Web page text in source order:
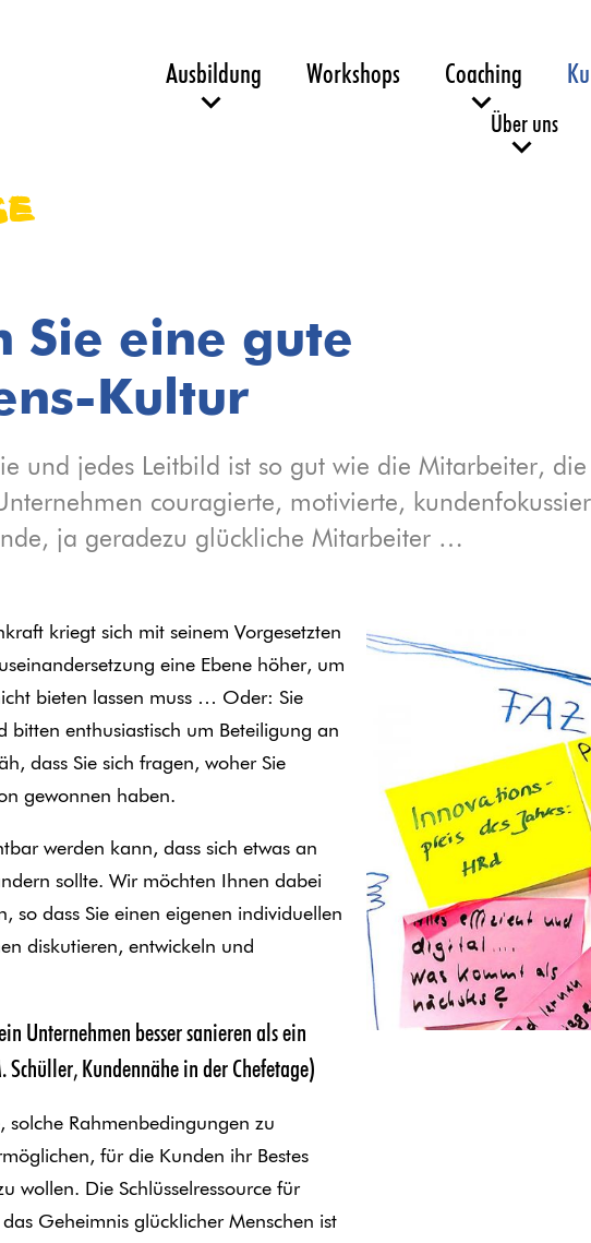
Ausbildung Workshops Coaching
Über uns
Sie eine gute
Kultur
und jedes Leitbild ist so gut wie die Mitarbeiter, die
couragierte, motivierte,
ja geradezu glückliche Mitarbeiter …
kriegt sich mit seinem Vorgesetzten
eine Ebene höher, um
bieten lassen muss … Oder: Sie
bitten enthusiastisch um Beteiligung an
dass Sie sich fragen, woher Sie
gewonnen haben.
werden kann, dass sich etwas an
sollte. Wir möchten Ihnen dabei
so dass Sie einen eigenen individuellen
diskutieren, entwickeln und
Unternehmen besser sanieren als ein
Schüller, Kundennähe in der Chefetage)
solche Rahmenbedingungen zu
für die Kunden ihr Bestes
wollen. Die Schlüsselressource für
Geheimnis glücklicher Menschen ist